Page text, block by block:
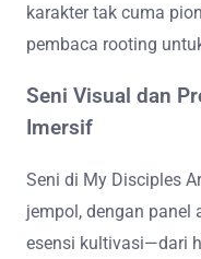
karakter tak cuma
pembaca rooting
Seni Visual dan
Imersif
Seni di My Disciples
jempol, dengan
esensi kultivasi—dari